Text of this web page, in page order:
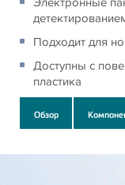
Подходит для
Доступны с
пластика
Обзор